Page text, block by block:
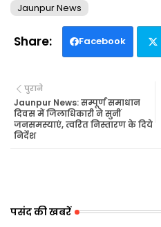
Jaunpur News
Facebook
r
पुराने
Jaunpur News: सम्पूर्ण समाधान
दिवस में जिलाधिकारी ने सुनीं
जनसमस्याएं, त्वरित निस्तारण के दिये
निर्देश
पसंद की खबरें